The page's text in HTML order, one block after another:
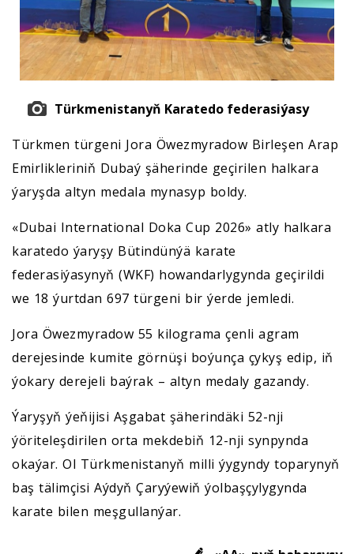
Türkmenistanyň Karatedo federasiýasy
Türkmen türgeni Jora Öwezmyradow Birleşen Arap
Emirlikleriniň Dubaý şäherinde geçirilen halkara
ýaryşda altyn medala mynasyp boldy.
«Dubai International Doka Cup 2026» atly halkara
karatedo ýaryşy Bütindünýä karate
federasiýasynyň (WKF) howandarlygynda geçirildi
we 18 ýurtdan 697 türgeni bir ýerde jemledi.
Jora Öwezmyradow 55 kilograma çenli agram
derejesinde kumite görnüşi boýunça çykyş edip, iň
ýokary derejeli baýrak – altyn medaly gazandy.
Ýaryşyň ýeňijisi Aşgabat şäherindäki 52-nji
ýöriteleşdirilen orta mekdebiň 12-nji synpynda
okaýar. Ol Türkmenistanyň milli ýygyndy toparynyň
baş tälimçisi Aýdyň Çaryýewiň ýolbaşçylygynda
karate bilen meşgullanýar.